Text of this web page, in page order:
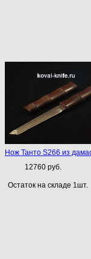
Нож Танто S266 из
12760 руб.
Остаток на складе 1шт.